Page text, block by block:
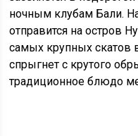
ночным клубам Бали.
отправится на остров
самых крупных скатов
спрыгнет с крутого
традиционное блюдо